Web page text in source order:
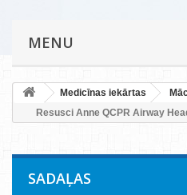
MENU
Medicīnas iekārtas
Resusci Anne QCPR Airway
SADAĻAS